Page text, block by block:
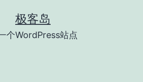
极客岛
个WordPress站点